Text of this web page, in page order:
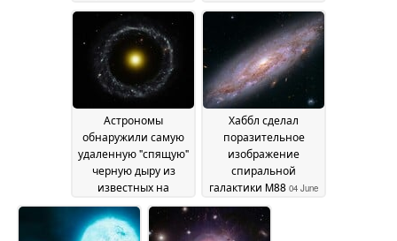
2026
2026
Астрономы
обнаружили самую
удаленную "спящую"
черную дыру из
известных на
сегодняшний день06
June 2026
Хаббл сделал
поразительное
изображение
спиральной
галактики M88 04 June
2026